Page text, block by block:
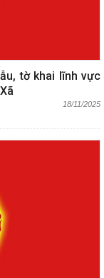
tờ khai lĩnh vực
18/11/2025